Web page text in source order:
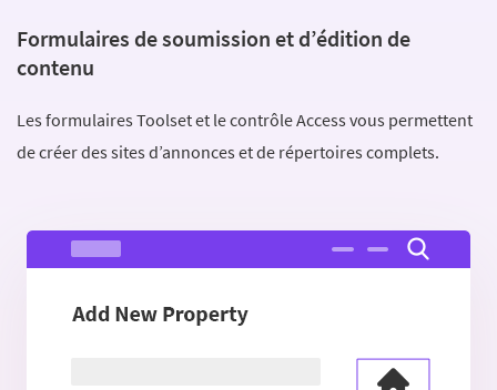
Formulaires de soumission et d’édition de
contenu
Les formulaires Toolset et le contrôle Access vous permettent
de créer des sites d’annonces et de répertoires complets.